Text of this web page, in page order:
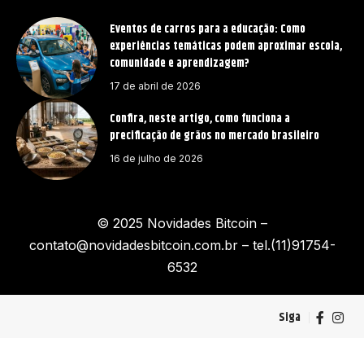
Eventos de carros para a educação: Como
experiências temáticas podem aproximar escola,
comunidade e aprendizagem?
17 de abril de 2026
Confira, neste artigo, como funciona a
precificação de grãos no mercado brasileiro
16 de julho de 2026
© 2025 Novidades Bitcoin –
contato@novidadesbitcoin.com.br– tel.(11)91754-
6532
Siga